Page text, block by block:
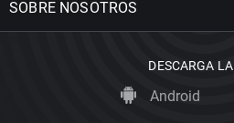
SOBRE NOSOTROS
DESCARGA
Android